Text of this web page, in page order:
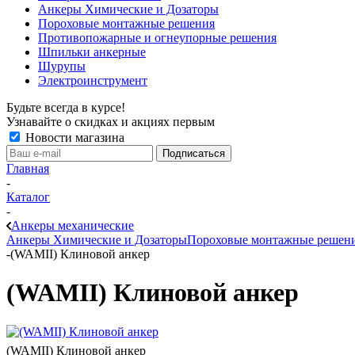
Анкеры Химические и Дозаторы
Пороховые монтажные решения
Противопожарные и огнеупорные решения
Шпильки анкерные
Шурупы
Электроинструмент
Будьте всегда в курсе!
Узнавайте о скидках и акциях первым
Новости магазина
Главная
-
Каталог
-
Анкеры механические
Анкеры Химические и ДозаторыПороховые монтажные
-(WAMII) Клиновой анкер
(WAMII) Клиновой анкер
(WAMII) Клиновой анкер